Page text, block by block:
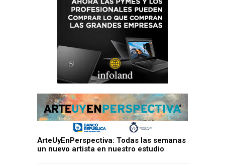
ArteUyEnPerspectiva: Todas las semanas
un nuevo artista en nuestro estudio